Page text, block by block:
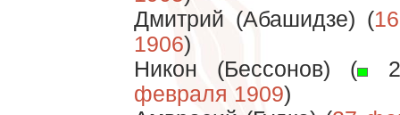
Дмитрий (Абашидзе) (
1906)
Никон (Бессонов) (
февраля 1909)